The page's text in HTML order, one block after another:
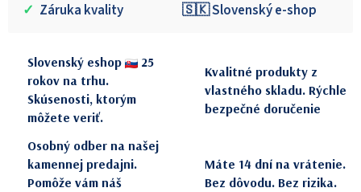
✓ Záruka kvality 🇸🇰 Slovenský e-shop
Slovenský eshop
25
rokov na trhu.
Skúsenosti, ktorým
môžete veriť.
Kvalitné produkty z
vlastného skladu. Rýchle
bezpečné doručenie
Osobný odber na našej
kamennej predajni.
Pomôže vám náš
Máte 14 dní na vrátenie.
Bez dôvodu. Bez rizika.